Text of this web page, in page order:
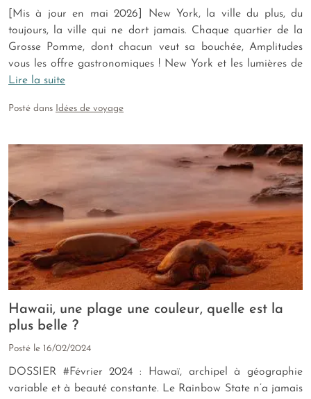
[Mis à jour en mai 2026] New York, la ville du plus, du
toujours, la ville qui ne dort jamais. Chaque quartier de la
Grosse Pomme, dont chacun veut sa bouchée, Amplitudes
vous les offre gastronomiques ! New York et les lumières de
Lire la suite
Posté dans Idées de voyage
Hawaii, une plage une couleur, quelle est la
plus belle ?
Posté le 16/02/2024
DOSSIER #Février 2024 : Hawaï, archipel à géographie
variable et à beauté constante. Le Rainbow State n’a jamais